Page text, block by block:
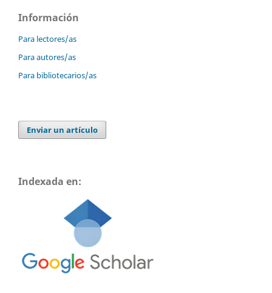
Información
Para lectores/as
Para autores/as
Para bibliotecarios/as
Enviar un artículo
Indexada en: